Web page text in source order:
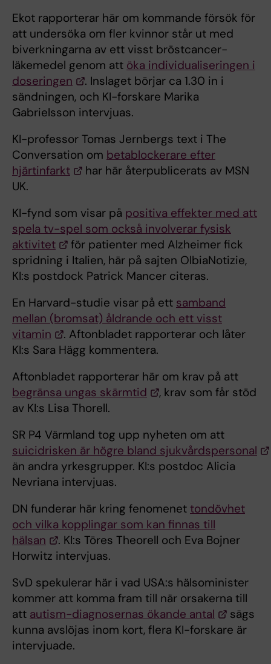
Ekot rapporterar här om kommande försök för
att undersöka om fler kvinnor står ut med
biverkningarna av ett visst bröstcancer-
läkemedel genom att öka individualiseringen i
doseringen
. Inslaget börjar ca 1.30 in i
sändningen, och KI-forskare Marika
Gabrielsson intervjuas.
KI-professor Tomas Jernbergs text i The
Conversation om betablockerare efter
hjärtinfarkt
har här återpublicerats av MSN
UK.
KI-fynd som visar på positiva effekter med att
spela tv-spel som också involverar fysisk
aktivitet
för patienter med Alzheimer fick
spridning i Italien, här på sajten OlbiaNotizie,
KI:s postdock Patrick Mancer citeras.
En Harvard-studie visar på ett samband
mellan (bromsat) åldrande och ett visst
vitamin
. Aftonbladet rapporterar och låter
KI:s Sara Hägg kommentera.
Aftonbladet rapporterar här om krav på att
begränsa ungas skärmtid
, krav som får stöd
av KI:s Lisa Thorell.
SR P4 Värmland tog upp nyheten om att
suicidrisken är högre bland sjukvårdspersonal
än andra yrkesgrupper. KI:s postdoc Alicia
Nevriana intervjuas.
DN funderar här kring fenomenet tondövhet
och vilka kopplingar som kan finnas till
hälsan
. KI:s Töres Theorell och Eva Bojner
Horwitz intervjuas.
SvD spekulerar här i vad USA:s hälsominister
kommer att komma fram till när orsakerna till
att autism-diagnosernas ökande antal
sägs
kunna avslöjas inom kort, flera KI-forskare är
intervjuade.